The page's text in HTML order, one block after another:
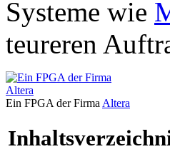
Systeme wie
teureren
Ein FPGA der Firma Altera